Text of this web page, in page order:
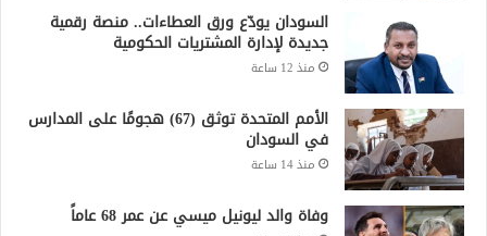
السودان يودّع ورق العطاءات.. منصة رقمية
جديدة لإدارة المشتريات الحكومية
منذ 12 ساعة
الأمم المتحدة توثق (67) هجومًا على المدارس
في السودان
منذ 14 ساعة
وفاة والد ليونيل ميسي عن عمر 68 عاماً